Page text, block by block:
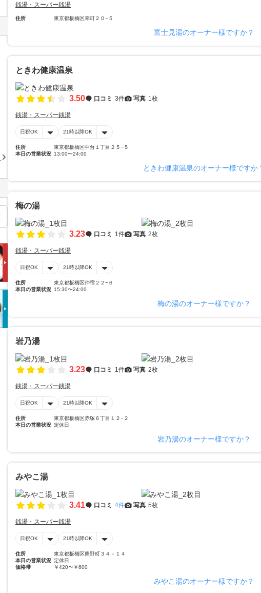
銭湯・スーパー銭湯
住所 東京都板橋区幸町２０−５
富士見湯のオーナー様ですか？
ときわ健康温泉
3.50 口コミ 3件 写真 1枚
銭湯・スーパー銭湯
日祝OK 21時以降OK
住所
東京都板橋区中台１丁目２５−５
本日の営業状況 13:00〜24:00
ときわ健康温泉のオーナー様ですか
梅の湯
3.23 口コミ 1件 写真 2枚
銭湯・スーパー銭湯
日祝OK 21時以降OK
住所
東京都板橋区仲宿２２−６
本日の営業状況 15:30〜24:00
梅の湯のオーナー様ですか？
岩乃湯
3.23 口コミ 1件 写真 2枚
銭湯・スーパー銭湯
日祝OK 21時以降OK
住所
東京都板橋区赤塚６丁目１２−２
本日の営業状況 定休日
岩乃湯のオーナー様ですか？
みやこ湯
3.41 口コミ 4件 写真 5枚
銭湯・スーパー銭湯
日祝OK 21時以降OK
住所
東京都板橋区熊野町３４－１４
本日の営業状況 定休日
価格帯
￥420〜￥600
みやこ湯のオーナー様ですか？